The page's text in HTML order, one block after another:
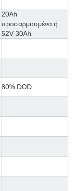
20Ah
προσαρμοσμένα ή
52V 30Ah
80% DOD